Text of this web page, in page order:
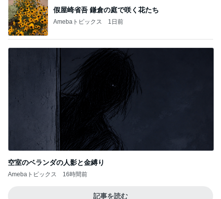
空室のベランダの人影と金縛り
Amebaトピックス 16時間前
記事を読む
Amebaトピックス 1日前